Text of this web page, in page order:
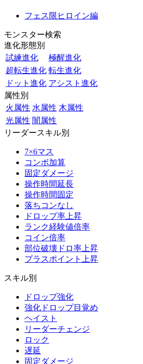
フェス限ヒロイン編
モンスター検索
進化形態別
試練進化
極醒進化
超転生進化 転生進化
ドット進化 アシスト進化
属性別
火属性 水属性 木属性
光属性 闇属性
リーダースキル別
7×6マス
コンボ加算
固定ダメージ
操作時間延長
操作時間固定
落ちコンなし
ドロップ率上昇
ランク経験値倍率
コイン倍率
部位破壊ドロ率上昇
プラスポイント上昇
スキル別
ドロップ強化
強化ドロップ目覚め
ヘイスト
リーダーチェンジ
ロック
遅延
固定ダメージ